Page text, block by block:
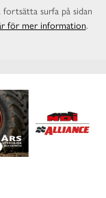
surfa på sidan
för mer information.